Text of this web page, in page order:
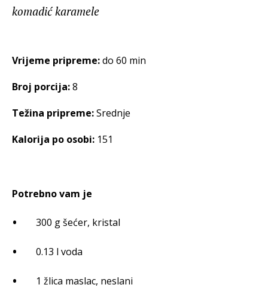
komadić karamele
Vrijeme pripreme:do 60 min
Broj porcija:8
Težina pripreme:Srednje
Kalorija po osobi: 151
Potrebno vam je
300 g šećer, kristal
0.13 l voda
1 žlica maslac, neslani